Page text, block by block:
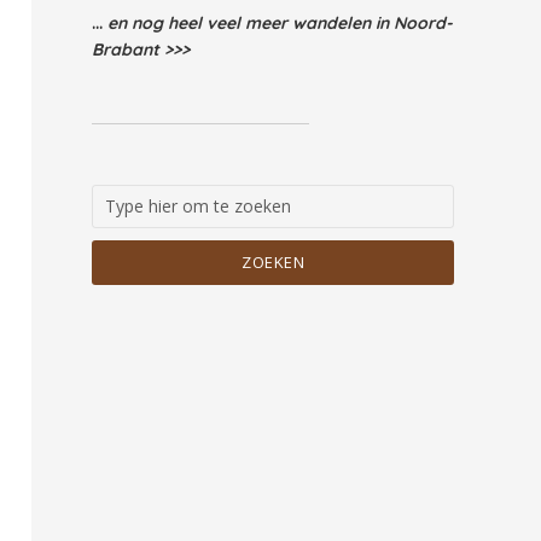
... en nog heel veel meer wandelen in Noord-
Brabant >>>
ZOEKEN